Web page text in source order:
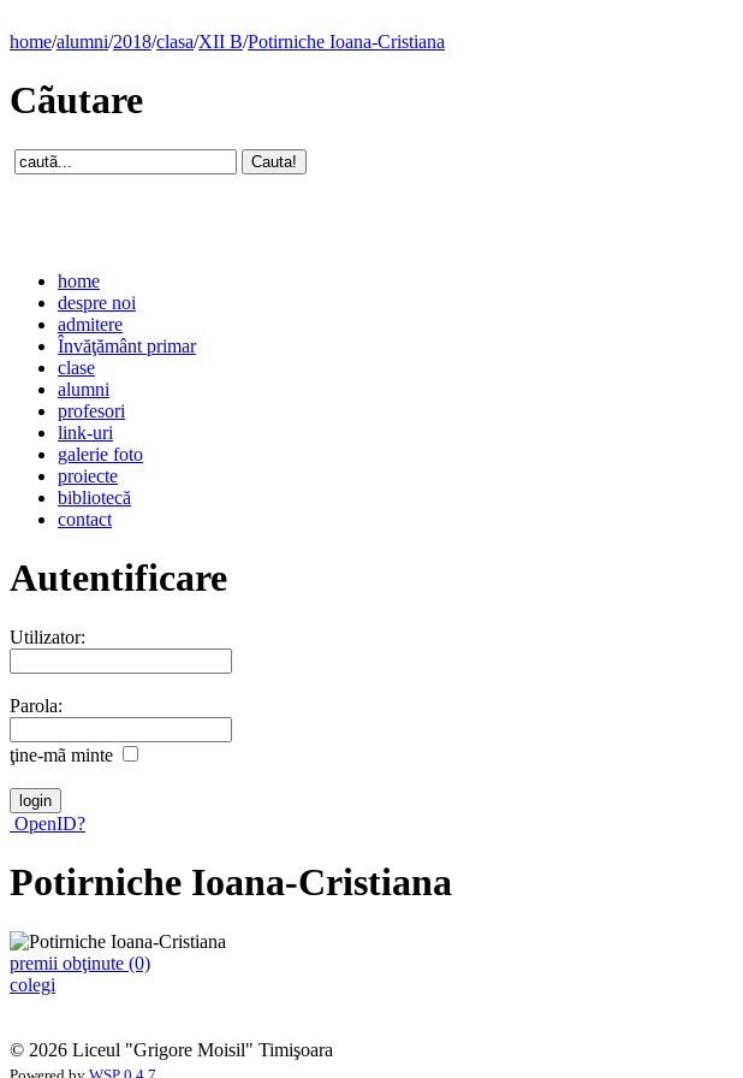
home/alumni/2018/clasa/XII B/Potirniche Ioana-Cristiana
Cãutare
home
despre noi
admitere
Învăţământ primar
clase
alumni
profesori
link-uri
galerie foto
proiecte
bibliotecă
contact
Autentificare
Utilizator:
Parola:
ţine-mã minte
OpenID?
Potirniche Ioana-Cristiana
premii obţinute (0)
colegi
© 2026 Liceul "Grigore Moisil" Timişoara